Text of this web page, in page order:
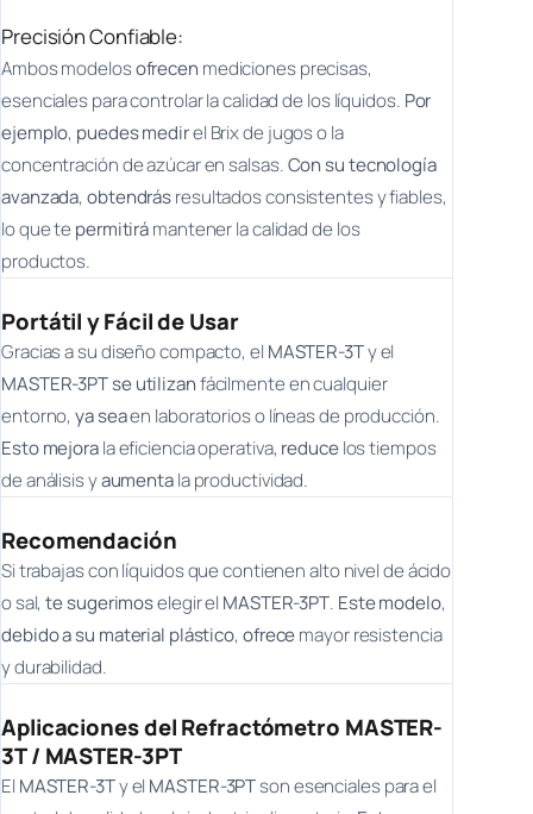
Precisión Confiable:
Ambos modelosofrecen mediciones precisas,
esenciales para controlar la calidad de los líquidos. Por
ejemplo, puedes medirel Brix de jugos o la
concentración de azúcar en salsas.Con su tecnología
avanzada,obtendrásresultados consistentes y fiables,
lo que te permitirámantener la calidad de los
productos.
Portátil y Fácil de Usar
Gracias a su diseño compacto, el MASTER-3Ty el
MASTER-3PTse utilizanfácilmente en cualquier
entorno,ya seaen laboratorios o líneas de producción.
Esto mejorala eficiencia operativa, reducelos tiempos
de análisis yaumentala productividad.
Recomendación
Si trabajas con líquidos que contienen alto nivel de ácido
o sal,te sugerimoselegir el MASTER-3PT. Este modelo,
debido a su material plástico, ofrecemayor resistencia
y durabilidad.
Aplicaciones del Refractómetro MASTER-
3T / MASTER-3PT
El MASTER-3Ty el MASTER-3PTson esenciales para el